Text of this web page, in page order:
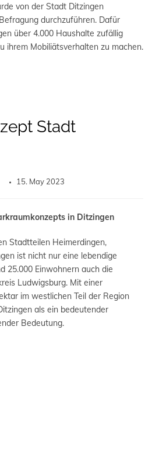
von der Stadt Ditzingen
durchzuführen. Dafür
über 4.000 Haushalte zufällig
ihrem Mobiliätsverhalten zu machen.
Stadt
15. May 2023
in Ditzingen
Stadtteilen Heimerdingen,
ist nicht nur eine lebendige
25.000 Einwohnern auch die
Ludwigsburg. Mit einer
im westlichen Teil der Region
als ein bedeutender
Bedeutung.